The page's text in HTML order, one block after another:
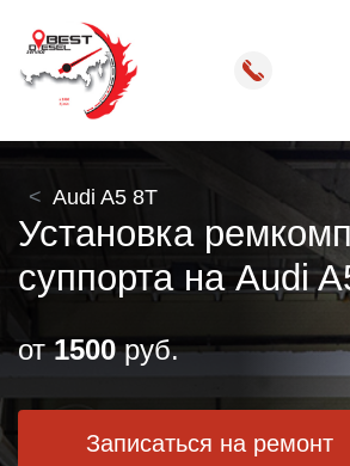
Audi A5 8T
Установка
суппорта на Audi
от1500руб.
Записаться на ремонт